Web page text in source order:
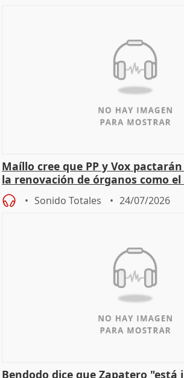
Maíllo cree que PP y Vox
la renovación de órganos como
Sonido Totales 24/07/2026
Bendodo dice que Zapatero "está